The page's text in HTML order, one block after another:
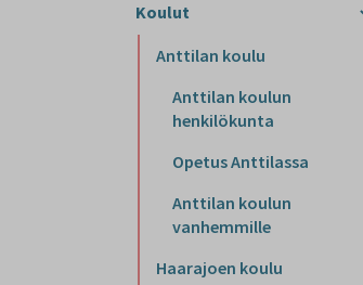
Koulut
Anttilan koulu
Anttilan koulun
henkilökunta
Opetus Anttilassa
Anttilan koulun
vanhemmille
Haarajoen koulu